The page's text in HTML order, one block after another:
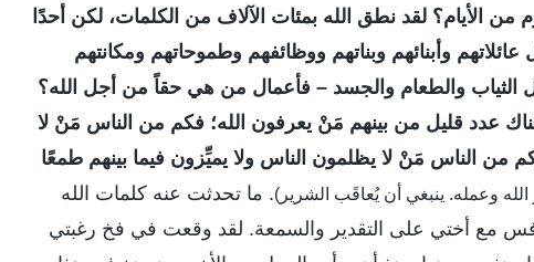
من الأيام؟ لقد نطق الله بمئات الآلاف من الكلمات، لكن أحدًا
وأبنائهم وبناتهم ووظائفهم وطموحاتهم ومكانتهم
الثياب والطعام والجسد – فأعمال من هي حقاً من أجل الله؟
عدد قليل من بينهم مَنْ يعرفون الله؛ فكم من الناس مَنْ لا
الناس مَنْ لا يظلمون الناس ولا يميِّزون فيما بينهم طمعًا
. ما تحدثت عنه كلمات الله
مع أختي على التقدير والسمعة. لقد وقعت في فخ رغبتي